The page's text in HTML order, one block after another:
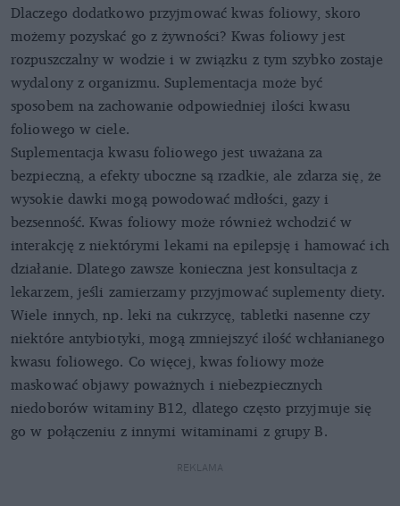
Dlaczego dodatkowo przyjmować kwas foliowy, skoro
możemy pozyskać go z żywności? Kwas foliowy jest
rozpuszczalny w wodzie i w związku z tym szybko zostaje
wydalony z organizmu. Suplementacja może być
sposobem na zachowanie odpowiedniej ilości kwasu
foliowego w ciele.
Suplementacja kwasu foliowego jest uważana za
bezpieczną, a efekty uboczne są rzadkie, ale zdarza się, że
wysokie dawki mogą powodować mdłości, gazy i
bezsenność. Kwas foliowy może również wchodzić w
interakcję z niektórymi lekami na epilepsję i hamować ich
działanie. Dlatego zawsze konieczna jest konsultacja z
lekarzem, jeśli zamierzamy przyjmować suplementy diety.
Wiele innych, np. leki na cukrzycę, tabletki nasenne czy
niektóre antybiotyki, mogą zmniejszyć ilość wchłanianego
kwasu foliowego. Co więcej, kwas foliowy może
maskować objawy poważnych i niebezpiecznych
niedoborów witaminy B12, dlatego często przyjmuje się
go w połączeniu z innymi witaminami z grupy B.
REKLAMA